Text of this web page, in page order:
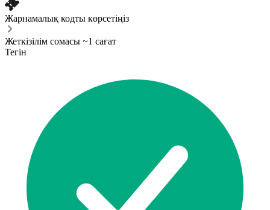
Жарнамалық кодты көрсетіңіз
Жеткізілім сомасы ~1 сағат
Тегін